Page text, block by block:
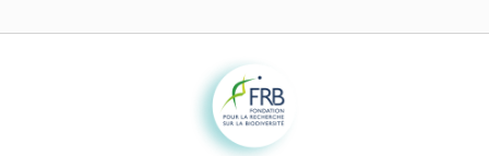
Fondation pour la recherche sur la biodiversité